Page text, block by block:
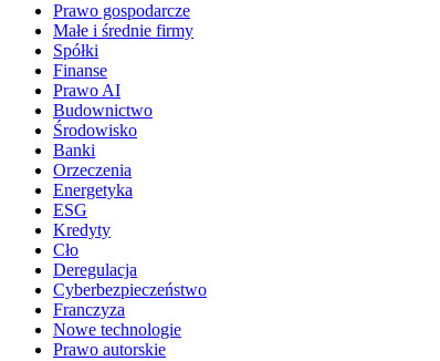
Prawo gospodarcze
Małe i średnie firmy
Spółki
Finanse
Prawo AI
Budownictwo
Środowisko
Banki
Orzeczenia
Energetyka
ESG
Kredyty
Cło
Deregulacja
Cyberbezpieczeństwo
Franczyza
Nowe technologie
Prawo autorskie